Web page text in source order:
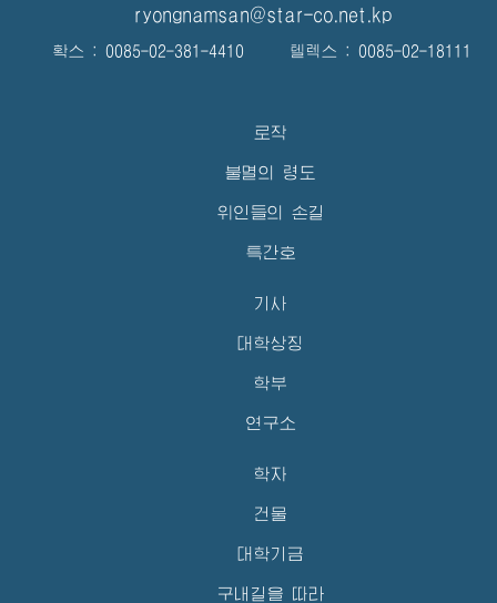
ryongnamsan@star-co.net.kp
확스 : 0085-02-381-4410 텔렉스 : 0085-02-18111
로작
불멸의 령도
위인들의 손길
특간호
기사
대학상징
학부
연구소
학자
건물
대학기금
구내길을 따라